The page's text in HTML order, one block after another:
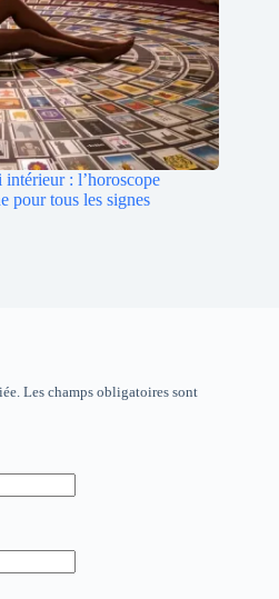
: l’horoscope
pour tous les signes
Les champs obligatoires sont